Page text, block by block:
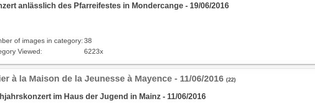
anlässlich des Pfarreifestes in Mondercange - 19/06/2016
of images in category:38
Viewed:
6223x
à la Maison de la Jeunesse à Mayence - 11/06/2016 (22)
im Haus der Jugend in Mainz - 11/06/2016